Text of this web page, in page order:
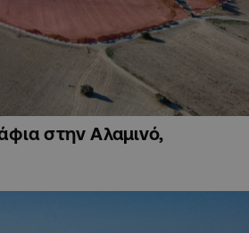
στην Αλαμινό,